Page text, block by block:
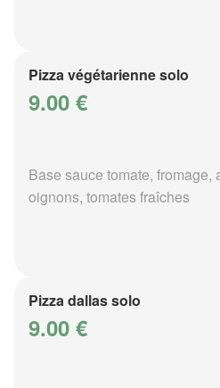
Pizza végétarienne solo
9.00 €
Base sauce tomate, fromage,
oignons, tomates fraîches
Pizza dallas solo
9.00 €